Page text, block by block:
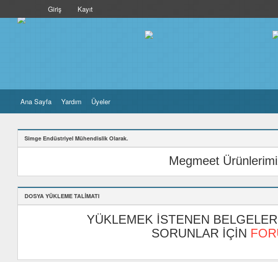
Giriş Kayıt
Ana Sayfa Yardım Üyeler
Simge Endüstriyel Mühendislik Olarak.
Megmeet
DOSYA YÜKLEME TALİMATI
YÜKLEMEK İSTENEN
SORUNLAR İÇİN